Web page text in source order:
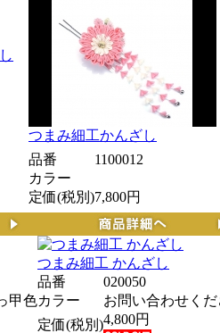
つまみ細工かんざし
品番
1100012
カラー
定価(税別)7,800円
つまみ細工 かんざし
甲色
品番
020050
カラー
お問い合わせく
定価(税別)4,800円